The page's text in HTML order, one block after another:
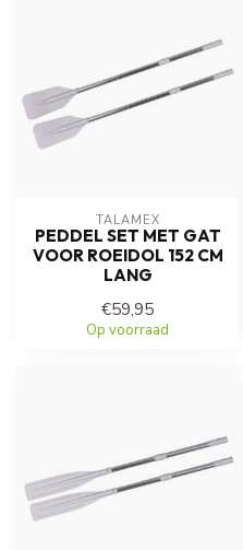
TALAMEX
PEDDEL SET MET GAT
VOOR ROEIDOL 152 CM
LANG
€59,95
Op voorraad